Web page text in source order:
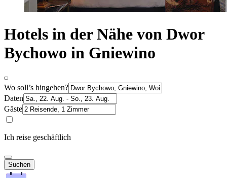
Hotels in der Nähe von Dwor
Bychowo in Gniewino
Wo soll’s hingehen?
Daten
Gäste
Ich reise geschäftlich
Suchen